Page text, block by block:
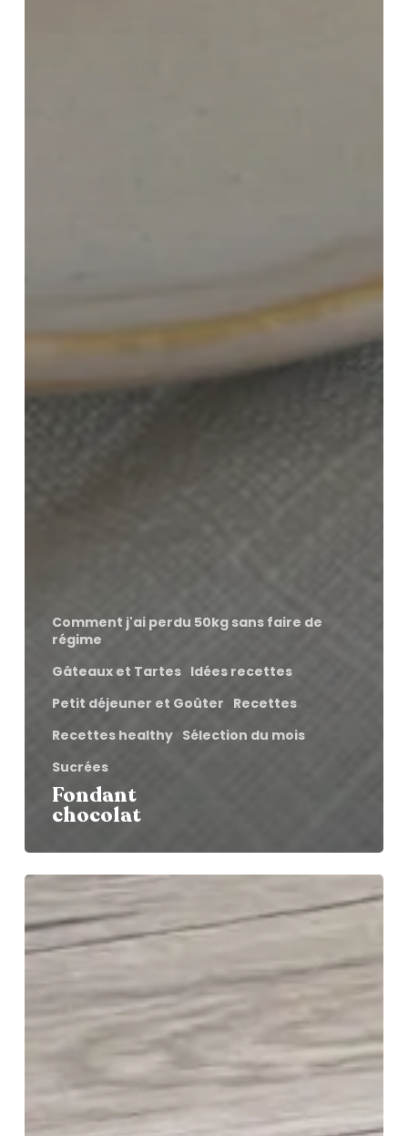
Comment j'ai perdu 50kg sans faire de
régime
Gâteaux et Tartes Idées recettes
Petit déjeuner et Goûter Recettes
Recettes healthy Sélection du mois
Sucrées
Fondant
chocolat